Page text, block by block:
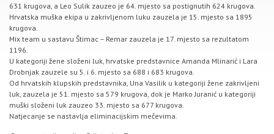
631 krugova, a Leo Sulik zauzeo je 64. mjesto sa postignutih 624 krugova.
Hrvatska muška ekipa u zakrivljenom luku zauzela je 15. mjesto sa 1895
krugova.
Mix team u sastavu Štimac – Remar zauzela je 17. mjesto sa rezultatom
1196.
U kategoriji žene složeni luk, hrvatske predstavnice Amanda Mlinarić i Lara
Drobnjak zauzele su 5. i 6. mjesto sa 688 i 683 krugova.
Od hrvatskih klupskih predstavnika, Una Vasilik u kategoriji žene zakrivljeni
luk, zauzela je 51. mjesto sa 579 krugova, dok je Marko Juranić u kategoriji
muški složeni luk zauzeo 33. mjesto sa 677 krugova.
Natjecanje se nastavlja eliminacijskim mečevima.